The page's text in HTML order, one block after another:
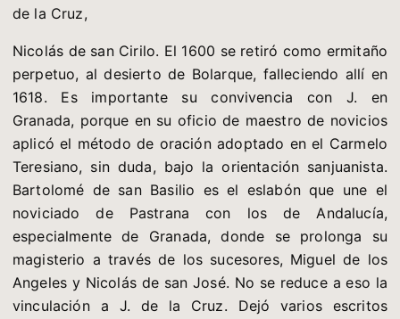
de la Cruz,
Nicolás de san Cirilo. El 1600 se retiró como ermitaño
perpetuo, al desierto de Bolarque, falleciendo allí en
1618. Es importante su convivencia con J. en
Granada, porque en su oficio de maestro de novicios
aplicó el método de oración adoptado en el Carmelo
Teresiano, sin duda, bajo la orientación sanjuanista.
Bartolomé de san Basilio es el eslabón que une el
noviciado de Pastrana con los de Andalucía,
especialmente de Granada, donde se prolonga su
magisterio a través de los sucesores, Miguel de los
Angeles y Nicolás de san José. No se reduce a eso la
vinculación a J. de la Cruz. Dejó varios escritos